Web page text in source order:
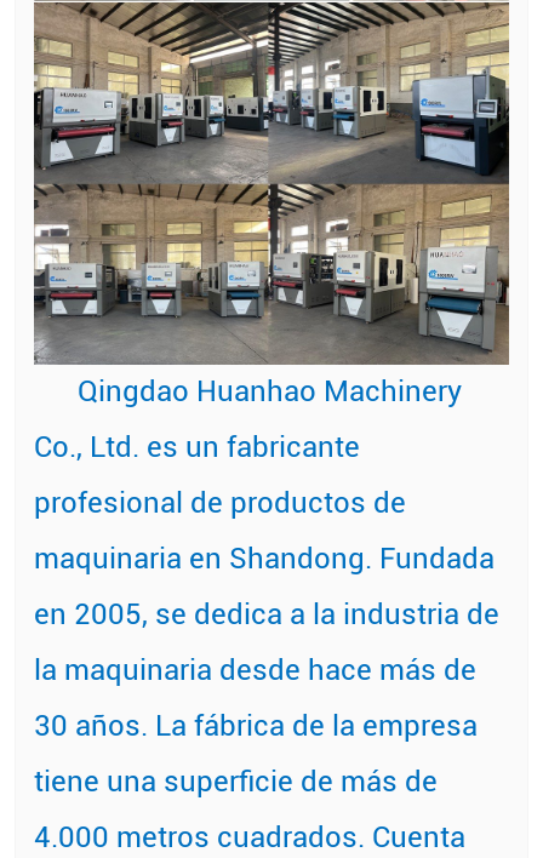
Qingdao Huanhao Machinery
Co., Ltd. es un fabricante
profesional de productos de
maquinaria en Shandong. Fundada
en 2005, se dedica a la industria de
la maquinaria desde hace más de
30 años. La fábrica de la empresa
tiene una superficie de más de
4.000 metros cuadrados. Cuenta